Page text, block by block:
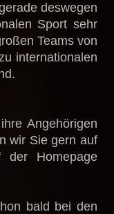
deswegen
Sport sehr
Teams von
internationalen
Angehörigen
wir Sie gern auf
der Homepage
bald bei den